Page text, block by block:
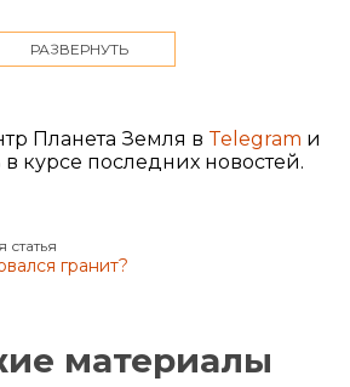
death trap for watery
20 October 2007.
что Австралия является
в ней не обнаруживается
залежи янтаря»,
насекомых и части
РАЗВЕРНУТЬ
Планета Земля в Telegram и
в курсе последних новостей.
гранит?
материалы